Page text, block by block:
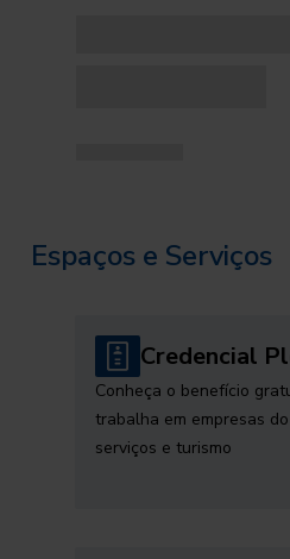
Espaços e Serviços
Credencial
Conheça o benefício
trabalha em empresas
serviços e turismo